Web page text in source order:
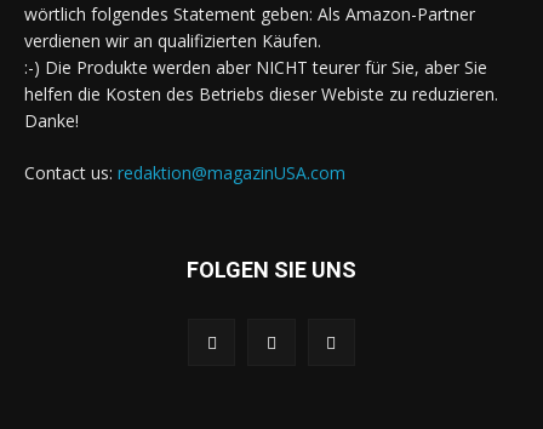
wörtlich folgendes Statement geben: Als Amazon-Partner
verdienen wir an qualifizierten Käufen.
:-) Die Produkte werden aber NICHT teurer für Sie, aber Sie
helfen die Kosten des Betriebs dieser Webiste zu reduzieren.
Danke!
Contact us: redaktion@magazinUSA.com
FOLGEN SIE UNS